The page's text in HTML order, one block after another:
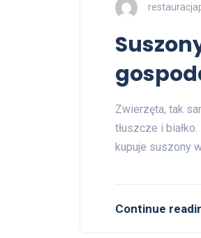
Zwierzęta, tak
tłuszcze i
kupuje suszony
Continue